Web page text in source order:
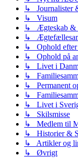
↳ Journalister
↳ Visum
↳ Ægteskab &
↳
↳ Ophold efter
↳ Ophold på
↳ Livet i
↳
↳ Permanent
↳
↳ Livet i
↳ Skilsmisse
↳ Medlem til
↳ Historier &
↳ Artikler og
↳ Øvrigt